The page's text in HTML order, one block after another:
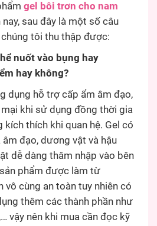
gel bôi trơn cho nam
sau đây là một số câu
tôi thu thập được:
nuốt vào bụng hay
hay không?
dụng hỗ trợ cấp ẩm âm đạo,
khi sử dụng đồng thời gia
kích thích khi quan hệ. Gel có
đạo, dương vật và hậu
dễ dàng thâm nhập vào bên
phẩm được làm từ
vô cùng an toàn tuy nhiên có
thêm các thành phần như
vậy nên khi mua cần đọc kỹ